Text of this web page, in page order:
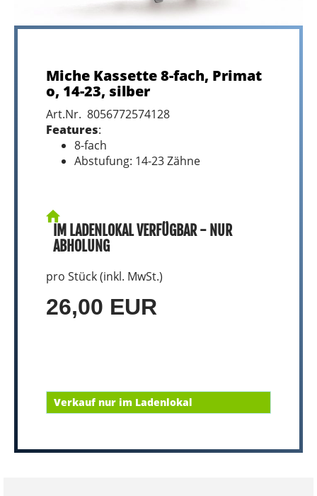
Miche Kassette 8-fach, Primat
o, 14-23, silber
Art.Nr. 8056772574128
Features:
8-fach
Abstufung: 14-23 Zähne
IM LADENLOKAL VERFÜGBAR - NUR
ABHOLUNG
pro Stück (inkl. MwSt.)
26,00 EUR
Verkauf nur im Ladenlokal